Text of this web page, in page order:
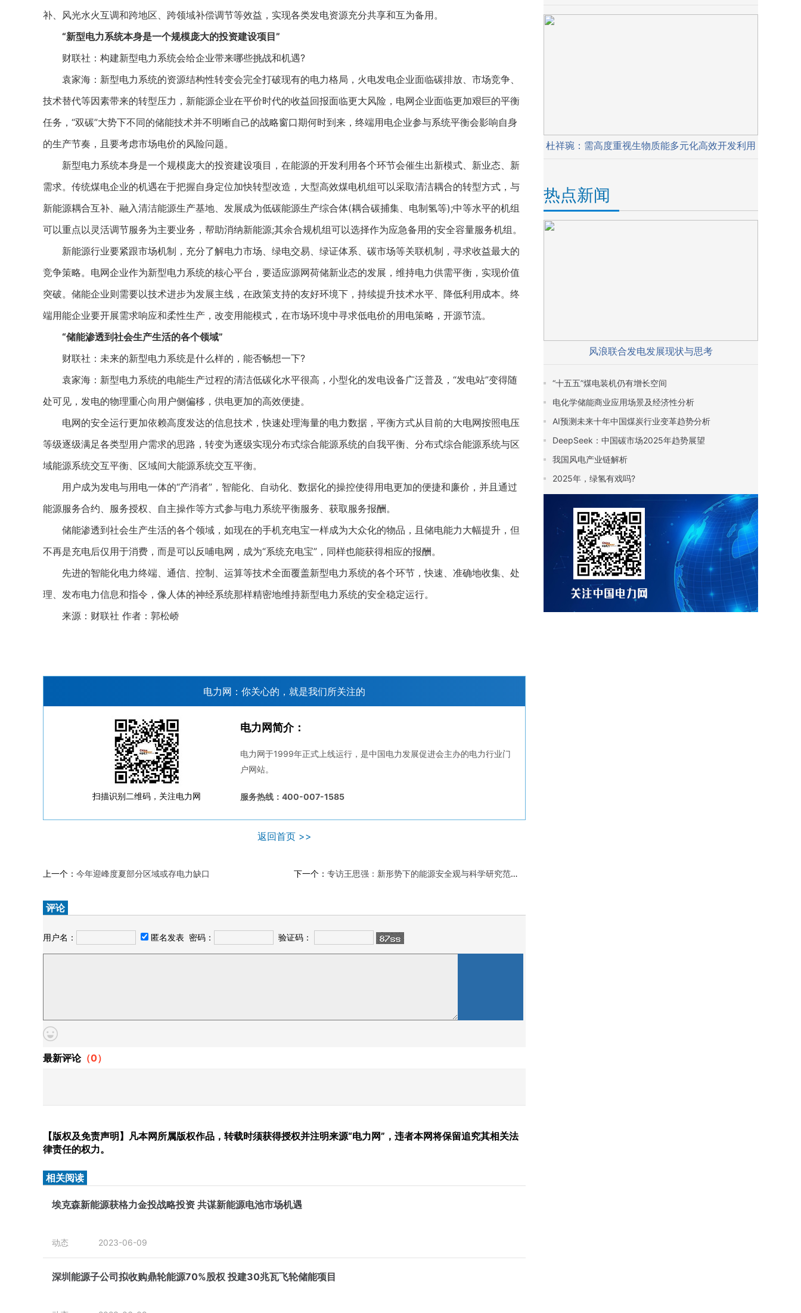
补、风光水火互调和跨地区、跨领域补偿调节等效益，实现各类发电资源充分共享和互为备用。
“新型电力系统本身是一个规模庞大的投资建设项目”
财联社：构建新型电力系统会给企业带来哪些挑战和机遇?
袁家海：新型电力系统的资源结构性转变会完全打破现有的电力格局，火电发电企业面临碳排放、市场竞争、
技术替代等因素带来的转型压力，新能源企业在平价时代的收益回报面临更大风险，电网企业面临更加艰巨的平衡
任务，“双碳”大势下不同的储能技术并不明晰自己的战略窗口期何时到来，终端用电企业参与系统平衡会影响自身
的生产节奏，且要考虑市场电价的风险问题。
新型电力系统本身是一个规模庞大的投资建设项目，在能源的开发利用各个环节会催生出新模式、新业态、新
需求。传统煤电企业的机遇在于把握自身定位加快转型改造，大型高效煤电机组可以采取清洁耦合的转型方式，与
新能源耦合互补、融入清洁能源生产基地、发展成为低碳能源生产综合体(耦合碳捕集、电制氢等);中等水平的机组
可以重点以灵活调节服务为主要业务，帮助消纳新能源;其余合规机组可以选择作为应急备用的安全容量服务机组。
新能源行业要紧跟市场机制，充分了解电力市场、绿电交易、绿证体系、碳市场等关联机制，寻求收益最大的
竞争策略。电网企业作为新型电力系统的核心平台，要适应源网荷储新业态的发展，维持电力供需平衡，实现价值
突破。储能企业则需要以技术进步为发展主线，在政策支持的友好环境下，持续提升技术水平、降低利用成本。终
端用能企业要开展需求响应和柔性生产，改变用能模式，在市场环境中寻求低电价的用电策略，开源节流。
“储能渗透到社会生产生活的各个领域”
财联社：未来的新型电力系统是什么样的，能否畅想一下?
袁家海：新型电力系统的电能生产过程的清洁低碳化水平很高，小型化的发电设备广泛普及，“发电站”变得随
处可见，发电的物理重心向用户侧偏移，供电更加的高效便捷。
电网的安全运行更加依赖高度发达的信息技术，快速处理海量的电力数据，平衡方式从目前的大电网按照电压
等级逐级满足各类型用户需求的思路，转变为逐级实现分布式综合能源系统的自我平衡、分布式综合能源系统与区
域能源系统交互平衡、区域间大能源系统交互平衡。
用户成为发电与用电一体的“产消者”，智能化、自动化、数据化的操控使得用电更加的便捷和廉价，并且通过
能源服务合约、服务授权、自主操作等方式参与电力系统平衡服务、获取服务报酬。
储能渗透到社会生产生活的各个领域，如现在的手机充电宝一样成为大众化的物品，且储电能力大幅提升，但
不再是充电后仅用于消费，而是可以反哺电网，成为“系统充电宝”，同样也能获得相应的报酬。
先进的智能化电力终端、通信、控制、运算等技术全面覆盖新型电力系统的各个环节，快速、准确地收集、处
理、发布电力信息和指令，像人体的神经系统那样精密地维持新型电力系统的安全稳定运行。
来源：财联社 作者：郭松峤
电力网：你关心的，就是我们所关注的
扫描识别二维码，关注电力网
电力网简介：
电力网于1999年正式上线运行，是中国电力发展促进会主办的电力行业门
户网站。
服务热线：400-007-1585
返回首页 >>
上一个： 今年迎峰度夏部分区域或存电力缺口 下一个：专访王思强：新形势下的能源安全观与科学研究范式变革
评论
用户名： 匿名发表 密码： 验证码：
最新评论（0）
【版权及免责声明】凡本网所属版权作品，转载时须获得授权并注明来源“电力网”，违者本网将保留追究其相关法
律责任的权力。
相关阅读
埃克森新能源获格力金投战略投资 共谋新能源电池市场机遇
动态 2023-06-09
深圳能源子公司拟收购鼎轮能源70%股权 投建30兆瓦飞轮储能项目
杜祥琬：需高度重视生物质能多元化高效开发利用
热点新闻
风浪联合发电发展现状与思考
“十五五”煤电装机仍有增长空间
电化学储能商业应用场景及经济性分析
AI预测未来十年中国煤炭行业变革趋势分析
DeepSeek：中国碳市场2025年趋势展望
我国风电产业链解析
2025年，绿氢有戏吗?